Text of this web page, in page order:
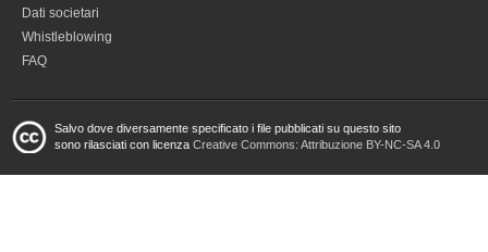
Dati societari
Whistleblowing
FAQ
Salvo dove diversamente specificato i file pubblicati su questo sito
sono rilasciati con licenza Creative Commons: Attribuzione BY-NC-SA 4.0